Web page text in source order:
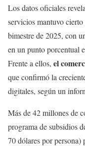
Los datos oficiales
servicios mantuvo
bimestre de 2025, con
en un punto porcentual
Frente a ellos, el
que confirmó la
digitales, según un
Más de 42 millones de
programa de subsidios
70 dólares por persona)